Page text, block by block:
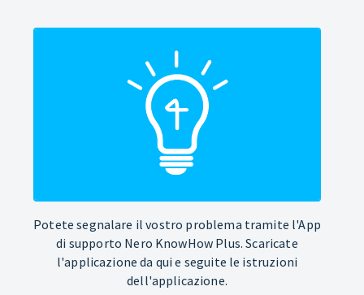
Potete segnalare il vostro problema tramite l'App
di supporto Nero KnowHow Plus. Scaricate
l'applicazione da qui e seguite le istruzioni
dell'applicazione.